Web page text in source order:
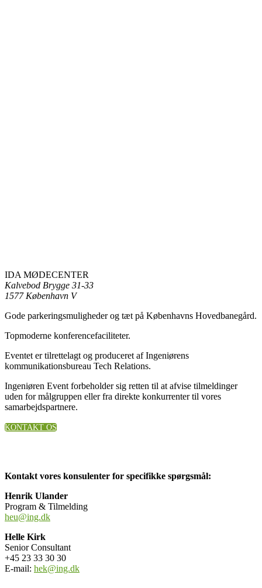
IDA MØDECENTER
Kalvebod Brygge 31-33
1577 København V
Gode parkeringsmuligheder og tæt på Københavns Hovedbanegård.
Topmoderne konferencefaciliteter.
Eventet er tilrettelagt og produceret af Ingeniørens
kommunikationsbureau Tech Relations.
Ingeniøren Event forbeholder sig retten til at afvise tilmeldinger
uden for målgruppen eller fra direkte konkurrenter til vores
samarbejdspartnere.
KONTAKT OS
Kontakt vores konsulenter for specifikke spørgsmål:
Henrik Ulander
Program & Tilmelding
heu@ing.dk
Helle Kirk
Senior Consultant
+45 23 33 30 30
E-mail: hek@ing.dk